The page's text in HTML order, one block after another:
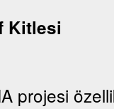
Kitlesi
projesi